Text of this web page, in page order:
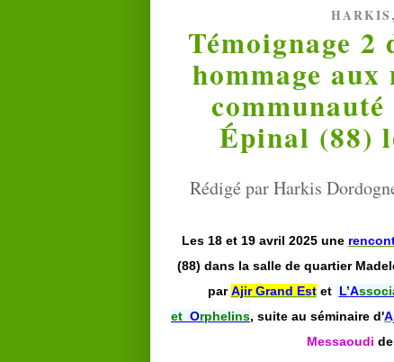
HARKIS ,
Témoignage
hommage aux
Épinal (88)
Rédigé par Harkis
Les 18 et 19 avril 2025 une
(88) dans la salle de quartier
parAjir Grand Estet L’A
et Orphelins, suite au séminaire d'
Messaoudi